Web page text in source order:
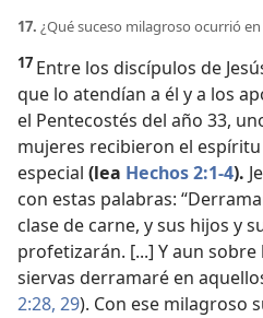
17. ¿Qué suceso milagroso ocurrió
17 Entre los discípulos de
que lo atendían a él y a los
el Pentecostés del año 33,
mujeres recibieron el
especial (lea Hechos 2:1-4).
con estas palabras:
clase de carne, y sus hijos y
profetizarán. [...] Y aun sobre
siervas derramaré en
2:28, 29). Con ese milagroso